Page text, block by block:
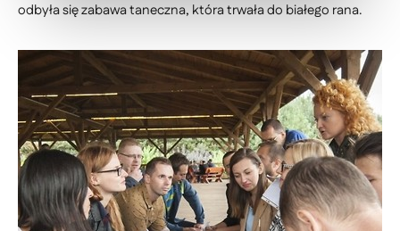
odbyła się zabawa taneczna, która trwała do białego rana.